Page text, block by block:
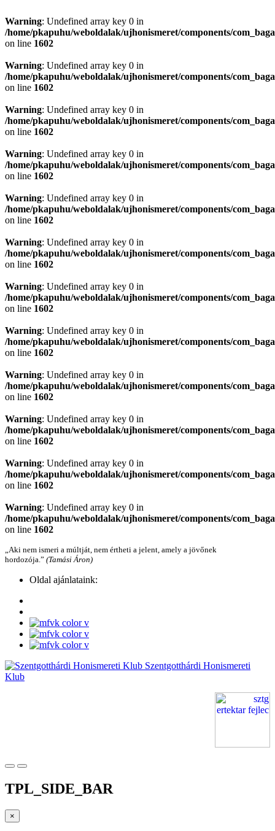
Warning: Undefined array key 0 in
/home/pkapuhu/weboldalak/ujhonismeret/components/
on line 1602
Warning: Undefined array key 0 in
/home/pkapuhu/weboldalak/ujhonismeret/components/
on line 1602
Warning: Undefined array key 0 in
/home/pkapuhu/weboldalak/ujhonismeret/components/
on line 1602
Warning: Undefined array key 0 in
/home/pkapuhu/weboldalak/ujhonismeret/components/
on line 1602
Warning: Undefined array key 0 in
/home/pkapuhu/weboldalak/ujhonismeret/components/
on line 1602
Warning: Undefined array key 0 in
/home/pkapuhu/weboldalak/ujhonismeret/components/
on line 1602
Warning: Undefined array key 0 in
/home/pkapuhu/weboldalak/ujhonismeret/components/
on line 1602
Warning: Undefined array key 0 in
/home/pkapuhu/weboldalak/ujhonismeret/components/
on line 1602
Warning: Undefined array key 0 in
/home/pkapuhu/weboldalak/ujhonismeret/components/
on line 1602
Warning: Undefined array key 0 in
/home/pkapuhu/weboldalak/ujhonismeret/components/
on line 1602
Warning: Undefined array key 0 in
/home/pkapuhu/weboldalak/ujhonismeret/components/
on line 1602
Warning: Undefined array key 0 in
/home/pkapuhu/weboldalak/ujhonismeret/components/
on line 1602
„Aki nem ismeri a múltját, nem értheti a jelent, amely a jövőnek
hordozója.” (Tamási Áron)
Oldal ajánlataink:
Szentgotthárdi Honismereti
Klub
TPL_SIDE_BAR
×